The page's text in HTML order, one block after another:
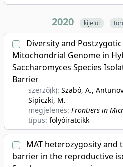
2020 kijelöl
Diversity and
Mitochondrial Genome in
Saccharomyces Species
Barrier
szerző(k): Szabó, A.,
Sipiczki, M.
megjelenés: Frontiers in
típus: folyóiratcikk
MAT heterozygosity and
barrier in the reproductive